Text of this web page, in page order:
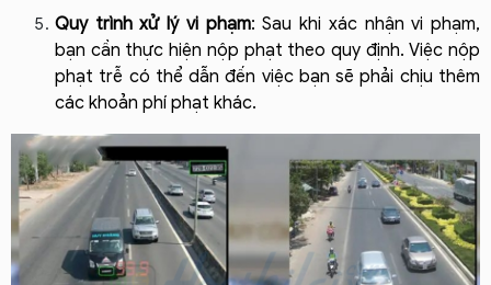
Quy trình xử lý vi phạm: Sau khi xác nhận vi phạm,
bạn cần thực hiện nộp phạt theo quy định. Việc nộp
phạt trễ có thể dẫn đến việc bạn sẽ phải chịu thêm
các khoản phí phạt khác.